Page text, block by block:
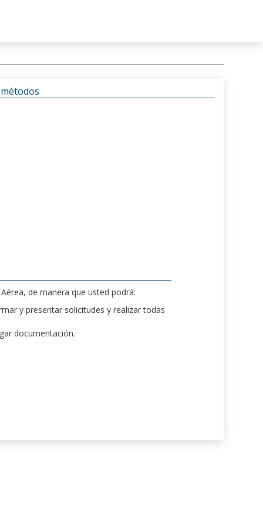
de manera que usted podrá:
y presentar solicitudes y realizar todas
documentación.